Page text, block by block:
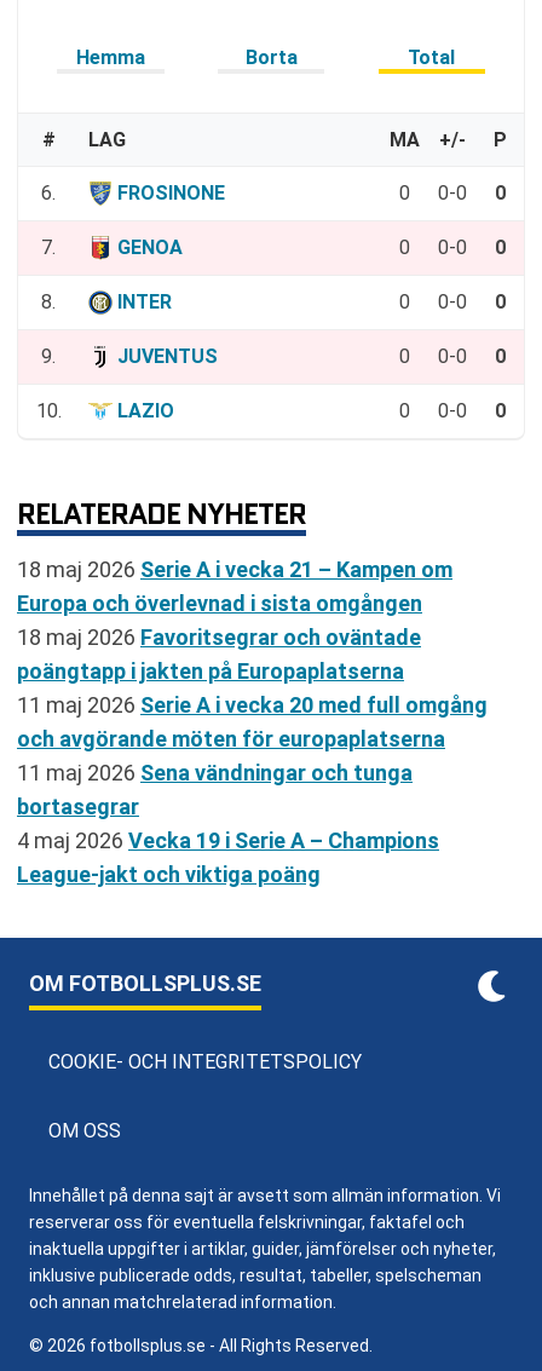
Hemma Borta Total
# LAG MA +/- P
6. FROSINONE 0 0-0 0
7. GENOA 0 0-0 0
8. INTER 0 0-0 0
9. JUVENTUS 0 0-0 0
10. LAZIO 0 0-0 0
RELATERADE NYHETER
18 maj 2026 Serie A i vecka 21 – Kampen om
Europa och överlevnad i sista omgången
18 maj 2026 Favoritsegrar och oväntade
poängtapp i jakten på Europaplatserna
11 maj 2026 Serie A i vecka 20 med full omgång
och avgörande möten för europaplatserna
11 maj 2026 Sena vändningar och tunga
bortasegrar
4 maj 2026 Vecka 19 i Serie A – Champions
League-jakt och viktiga poäng
OM FOTBOLLSPLUS.SE
COOKIE- OCH INTEGRITETSPOLICY
OM OSS
Innehållet på denna sajt är avsett som allmän information. Vi
reserverar oss för eventuella felskrivningar, faktafel och
inaktuella uppgifter i artiklar, guider, jämförelser och nyheter,
inklusive publicerade odds, resultat, tabeller, spelscheman
och annan matchrelaterad information.
© 2026 fotbollsplus.se - All Rights Reserved.